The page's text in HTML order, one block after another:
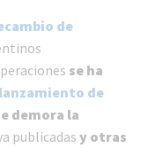
de
se ha
de
demora la
publicadasy otras